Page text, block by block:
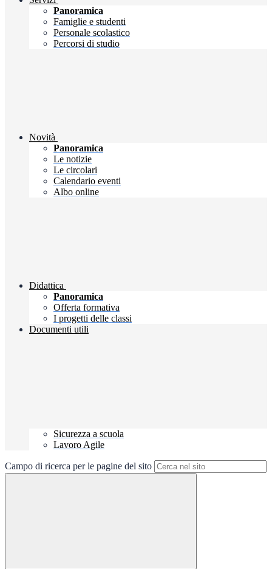
Panoramica
Famiglie e studenti
Personale scolastico
Percorsi di studio
Novità
Panoramica
Le notizie
Le circolari
Calendario eventi
Albo online
Didattica
Panoramica
Offerta formativa
I progetti delle classi
Documenti utili
Sicurezza a scuola
Lavoro Agile
Campo di ricerca per le pagine del sito